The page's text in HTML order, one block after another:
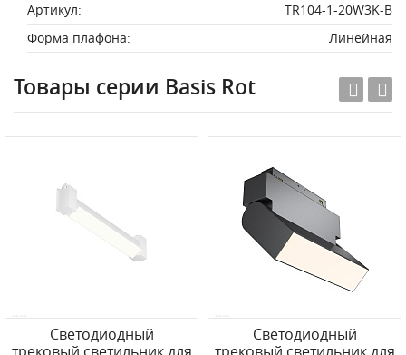
Артикул:
TR104-1-20W3K-B
Форма плафона:
Линейная
Товары серии Basis Rot
Светодиодный
Светодиодный